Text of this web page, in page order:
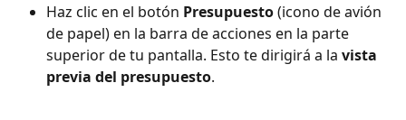
Haz clic en el botón Presupuesto (icono de avión
de papel) en la barra de acciones en la parte
superior de tu pantalla. Esto te dirigirá a la vista
previa del presupuesto.